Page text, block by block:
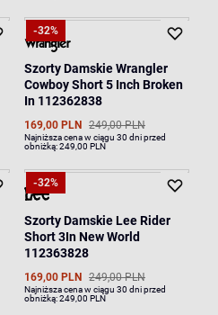
-32%
Szorty Damskie Wrangler
Cowboy Short 5 Inch Broken
In 112362838
169,00 PLN 249,00 PLN
Najniższa cena w ciągu 30 dni przed
obniżką:249,00 PLN
-32%
Szorty Damskie Lee Rider
Short 3In New World
112363828
169,00 PLN 249,00 PLN
Najniższa cena w ciągu 30 dni przed
obniżką:249,00 PLN